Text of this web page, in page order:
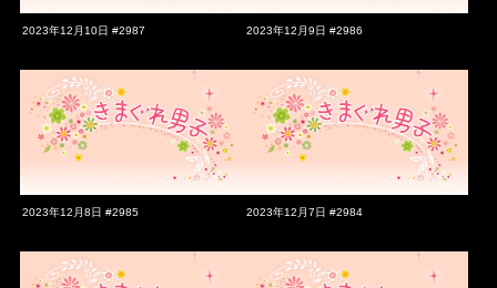
2023年12月10日 #2987 2023年12月9日 #2986
2023年12月8日 #2985 2023年12月7日 #2984